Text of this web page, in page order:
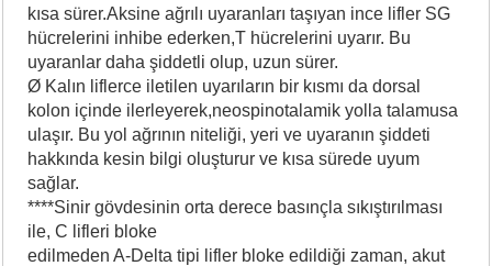
kısa sürer.Aksine ağrılı uyaranları taşıyan ince lifler SG
hücrelerini inhibe ederken,T hücrelerini uyarır. Bu
uyaranlar daha şiddetli olup, uzun sürer.
Ø Kalın liflerce iletilen uyarıların bir kısmı da dorsal
kolon içinde ilerleyerek,neospinotalamik yolla talamusa
ulaşır. Bu yol ağrının niteliği, yeri ve uyaranın şiddeti
hakkında kesin bilgi oluşturur ve kısa sürede uyum
sağlar.
****Sinir gövdesinin orta derece basınçla sıkıştırılması
ile, C lifleri bloke
edilmeden A-Delta tipi lifler bloke edildiği zaman, akut